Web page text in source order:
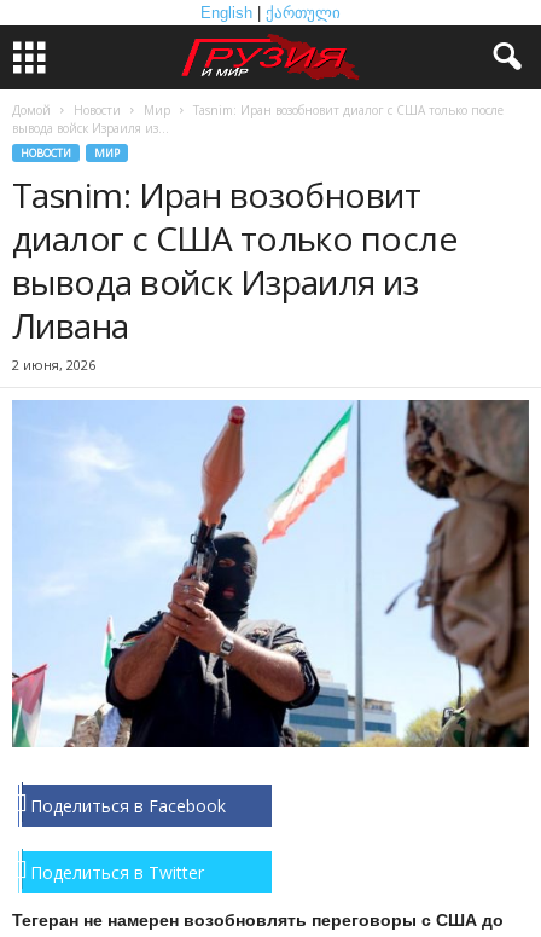
English ქართული
Домой Новости Мир
Tasnim: Иран возобновит диалог с США только после
вывода войск Израиля из...
НОВОСТИ МИР
Tasnim: Иран возобновит
диалог с США только после
вывода войск Израиля из
Ливана
2 июня, 2026
Поделиться в Facebook
Поделиться в Twitter
Тегеран не намерен возобновлять переговоры с США до